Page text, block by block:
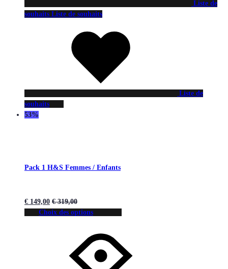
Liste de
souhaits Liste de souhaits
Liste de
souhaits
53%
Pack 1 H&S Femmes / Enfants
€ 149,00 €319,00
Choix des options